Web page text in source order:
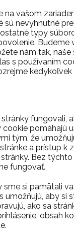
na vašom
sú nevyhnutné
typy
Budeme
nám tak, naše
s používaním
fungovali,
cookie pomáhajú
tým, že
a prístup k
Bez
fungovať.
sme si pamätali
umožňujú, aby si
ako sa
obsah